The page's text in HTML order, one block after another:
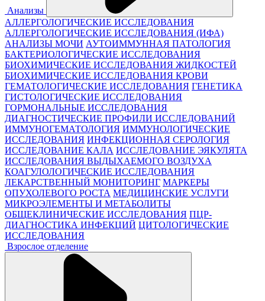
Анализы
АЛЛЕРГОЛОГИЧЕСКИЕ ИССЛЕДОВАНИЯ
АЛЛЕРГОЛОГИЧЕСКИЕ ИССЛЕДОВАНИЯ (ИФА)
АНАЛИЗЫ МОЧИ АУТОИММУННАЯ ПАТОЛОГИЯ
БАКТЕРИОЛОГИЧЕСКИЕ ИССЛЕДОВАНИЯ
БИОХИМИЧЕСКИЕ ИССЛЕДОВАНИЯ ЖИДКОСТЕЙ
БИОХИМИЧЕСКИЕ ИССЛЕДОВАНИЯ КРОВИ
ГЕМАТОЛОГИЧЕСКИЕ ИССЛЕДОВАНИЯ ГЕНЕТИКА
ГИСТОЛОГИЧЕСКИЕ ИССЛЕДОВАНИЯ
ГОРМОНАЛЬНЫЕ ИССЛЕДОВАНИЯ
ДИАГНОСТИЧЕСКИЕ ПРОФИЛИ ИССЛЕДОВАНИЙ
ИММУНОГЕМАТОЛОГИЯ ИММУНОЛОГИЧЕСКИЕ
ИССЛЕДОВАНИЯ ИНФЕКЦИОННАЯ СЕРОЛОГИЯ
ИССЛЕДОВАНИЕ КАЛА ИССЛЕДОВАНИЕ ЭЯКУЛЯТА
ИССЛЕДОВАНИЯ ВЫДЫХАЕМОГО ВОЗДУХА
КОАГУЛОЛОГИЧЕСКИЕ ИССЛЕДОВАНИЯ
ЛЕКАРСТВЕННЫЙ МОНИТОРИНГ МАРКЕРЫ
ОПУХОЛЕВОГО РОСТА МЕДИЦИНСКИЕ УСЛУГИ
МИКРОЭЛЕМЕНТЫ И МЕТАБОЛИТЫ
ОБЩЕКЛИНИЧЕСКИЕ ИССЛЕДОВАНИЯ ПЦР-
ДИАГНОСТИКА ИНФЕКЦИЙ ЦИТОЛОГИЧЕСКИЕ
ИССЛЕДОВАНИЯ
Взрослое отделение